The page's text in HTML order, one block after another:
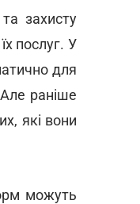
захисту
послуг. У
для
раніше
які вони
можуть